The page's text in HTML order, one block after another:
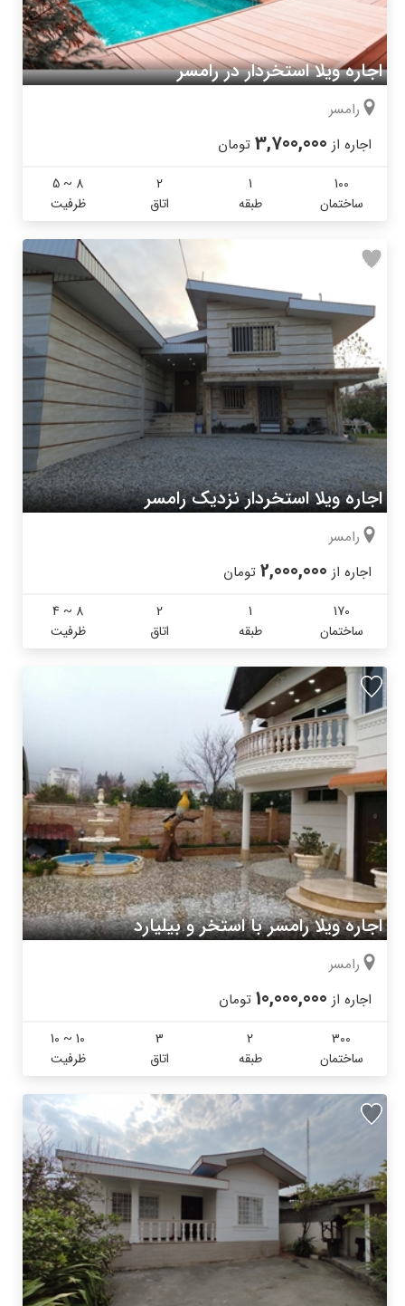
اجاره ویلا استخردار در رامسر
رامسر
اجاره از 3,700,000 تومان
100
ساختمان
1
طبقه
2
اتاق
5 ~ 8
ظرفیت
اجاره ویلا استخردار نزدیک رامسر
رامسر
اجاره از 2,000,000 تومان
170
ساختمان
1
طبقه
2
اتاق
4 ~ 8
ظرفیت
اجاره ویلا رامسر با استخر و بیلیارد
رامسر
اجاره از 10,000,000 تومان
300
ساختمان
2
طبقه
3
اتاق
10 ~ 10
ظرفیت